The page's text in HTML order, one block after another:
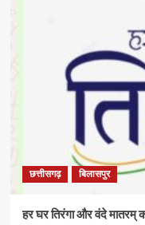
छत्तीसगढ़ बिलासपुर
हर घर तिरंगा और वंदे मातरम्